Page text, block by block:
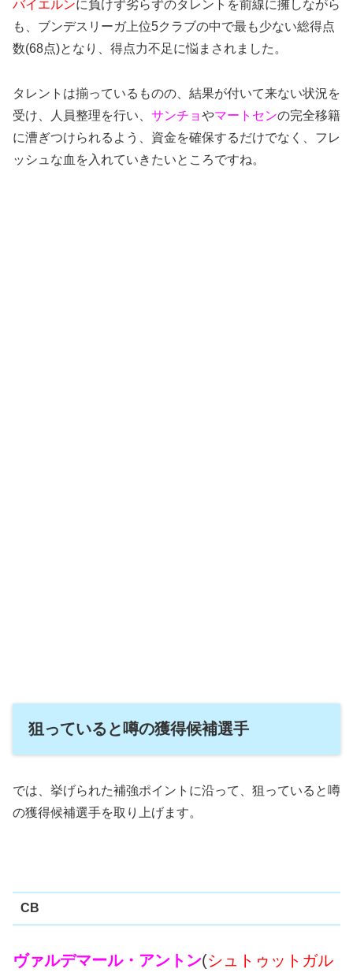
バイエルンに負けず劣らずのタレントを前線に擁しながら
も、ブンデスリーガ上位5クラブの中で最も少ない総得点
数(68点)となり、得点力不足に悩まされました。
タレントは揃っているものの、結果が付いて来ない状況を
受け、人員整理を行い、 サンチョやマートセンの完全移籍
に漕ぎつけられるよう、資金を確保するだけでなく、フレ
ッシュな血を入れていきたいところですね。
狙っていると噂の獲得候補選手
では、挙げられた補強ポイントに沿って、狙っていると噂
の獲得候補選手を取り上げます。
CB
ヴァルデマール・アントン(シュトゥットガル